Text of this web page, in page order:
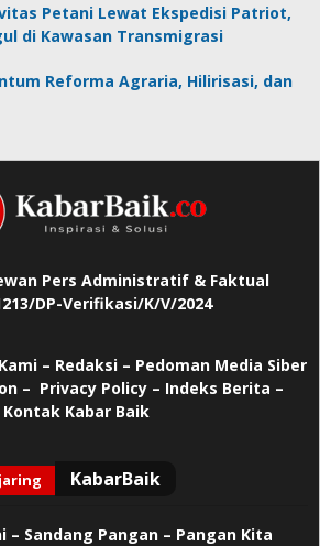
Petani Lewat Ekspedisi Patriot,
di Kawasan Transmigrasi
Reforma Agraria, Hilirisasi, dan
Pers Administratif & Faktual
DP-Verifikasi/K/V/2024
– Redaksi – Pedoman Media Siber
– Privacy Policy– Indeks Berita –
Kontak Kabar Baik
– Sandang Pangan – Pangan Kita